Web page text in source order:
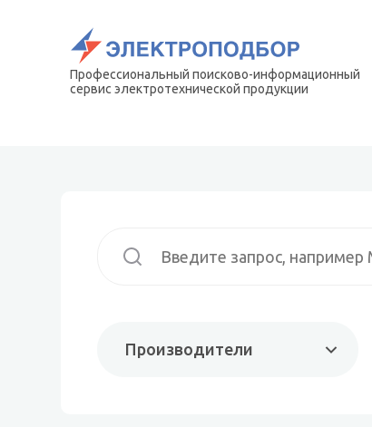
Профессиональный поисково-информационный
сервис электротехнической продукции
Производители